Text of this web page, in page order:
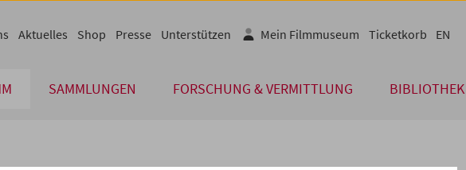
SAMMLUNGEN FORSCHUNG & VERMITTLUNG BIBLIOTHEK
Aktuelles Shop Presse Unterstützen Mein Filmmuseum Ticketkorb EN